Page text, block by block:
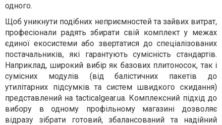
одного.
Щоб уникнути подібних неприємностей та зайвих витрат,
професіонали радять збирати свій комплект у межах
єдиної екосистеми або звертатися до спеціалізованих
постачальників, які гарантують сумісність стандартів.
Наприклад, широкий вибір як базових плитоносок, так і
сумісних модулів (від балістичних пакетів до
утилітарних підсумків та систем швидкого скидання)
представлений на tacticalgear.ua. Комплексний підхід до
вибору в одному профільному магазині дозволяє
відразу зібрати готовий, збалансований та надійний